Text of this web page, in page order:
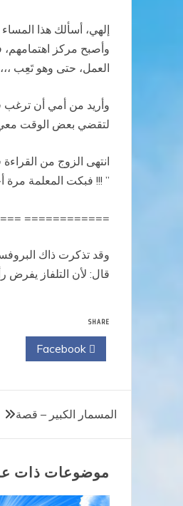
إلهي، أسألك هذا
وأصبح مركز اهتمامهم،
العمل، حتى وهو تَعِب ،،،
وأريد من أمي أن ترغب
لتقضي بعض الوقت معي!
انتهى الزوج من
” !!! فبكت المعلمة مرة
====
وقد تذكرت ذاك
قال: لأن التلفاز يفرض
SHARE
تصفّح
المقالات
المسمار الكبير – قصة
موضوعات ذات